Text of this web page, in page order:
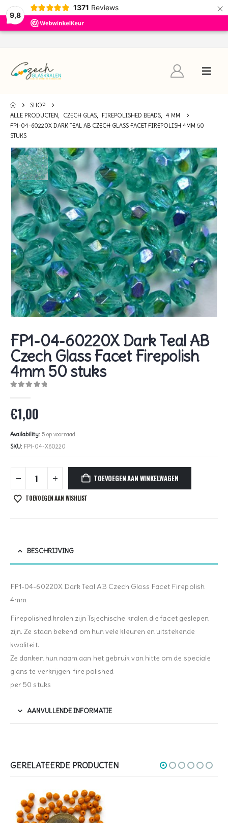
9,8
1371 Reviews ×
SHOP
ALLE PRODUCTEN, CZECH GLAS, FIREPOLISHED BEADS, 4 MM
FP1-04-60220X DARK TEAL AB CZECH GLASS FACET FIREPOLISH 4MM 50
STUKS
FP1-04-60220X Dark Teal AB
Czech Glass Facet Firepolish
4mm 50 stuks
€1,00
Availability: 5 op voorraad
SKU: FP1-04-X60220
TOEVOEGEN AAN WINKELWAGEN
TOEVOEGEN AAN WISHLIST
BESCHRIJVING
FP1-04-60220X Dark Teal AB Czech Glass Facet Firepolish
4mm
Firepolished kralen zijn Tsjechische kralen die facet geslepen
zijn. Ze staan bekend om hun vele kleuren en uitstekende
kwaliteit.
Ze danken hun naam aan het gebruik van hitte om de speciale
glans te verkrijgen: fire polished
per 50 stuks
AANVULLENDE INFORMATIE
GERELATEERDE PRODUCTEN